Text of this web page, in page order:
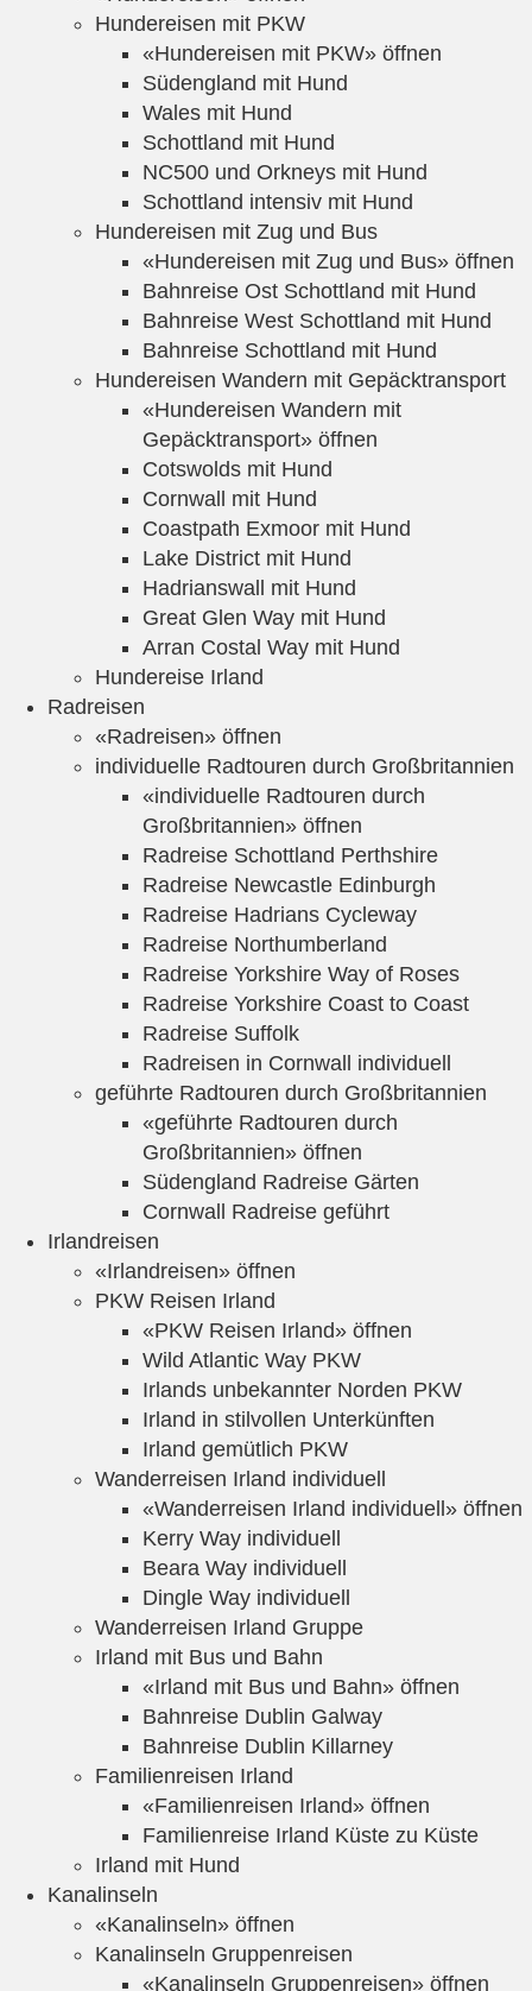
Hundereisen mit PKW
«Hundereisen mit PKW» öffnen
Südengland mit Hund
Wales mit Hund
Schottland mit Hund
NC500 und Orkneys mit Hund
Schottland intensiv mit Hund
Hundereisen mit Zug und Bus
«Hundereisen mit Zug und Bus» öffnen
Bahnreise Ost Schottland mit Hund
Bahnreise West Schottland mit Hund
Bahnreise Schottland mit Hund
Hundereisen Wandern mit Gepäcktransport
«Hundereisen Wandern mit
Gepäcktransport» öffnen
Cotswolds mit Hund
Cornwall mit Hund
Coastpath Exmoor mit Hund
Lake District mit Hund
Hadrianswall mit Hund
Great Glen Way mit Hund
Arran Costal Way mit Hund
Hundereise Irland
Radreisen
«Radreisen» öffnen
individuelle Radtouren durch Großbritannien
«individuelle Radtouren durch
Großbritannien» öffnen
Radreise Schottland Perthshire
Radreise Newcastle Edinburgh
Radreise Hadrians Cycleway
Radreise Northumberland
Radreise Yorkshire Way of Roses
Radreise Yorkshire Coast to Coast
Radreise Suffolk
Radreisen in Cornwall individuell
geführte Radtouren durch Großbritannien
«geführte Radtouren durch
Großbritannien» öffnen
Südengland Radreise Gärten
Cornwall Radreise geführt
Irlandreisen
«Irlandreisen» öffnen
PKW Reisen Irland
«PKW Reisen Irland» öffnen
Wild Atlantic Way PKW
Irlands unbekannter Norden PKW
Irland in stilvollen Unterkünften
Irland gemütlich PKW
Wanderreisen Irland individuell
«Wanderreisen Irland individuell» öffnen
Kerry Way individuell
Beara Way individuell
Dingle Way individuell
Wanderreisen Irland Gruppe
Irland mit Bus und Bahn
«Irland mit Bus und Bahn» öffnen
Bahnreise Dublin Galway
Bahnreise Dublin Killarney
Familienreisen Irland
«Familienreisen Irland» öffnen
Familienreise Irland Küste zu Küste
Irland mit Hund
Kanalinseln
«Kanalinseln» öffnen
Kanalinseln Gruppenreisen
«Kanalinseln Gruppenreisen» öffnen